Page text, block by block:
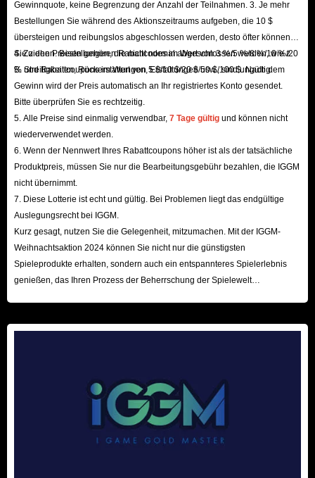
Gewinnquote, keine Begrenzung der Anzahl der Teilnahmen. 3. Je mehr
Bestellungen Sie während des Aktionszeitraums aufgeben, die 10 $
übersteigen und reibungslos abgeschlossen werden, desto öfter können
Sie ziehen. Bestellungen, die nicht normal abgeschlossen werden, wie z.
B. Streitigkeiten, Rückerstattungen, Erstattungen usw., sind ungültig.
4. Zu den Preisen gehören Rabattcodes im Wert von 3 %/5 %/8 %/10 %/20
% und Rabattcoupons im Wert von 5 $/10 $/20 $/50 $/100 $. Nach dem
Gewinn wird der Preis automatisch an Ihr registriertes Konto gesendet.
Bitte überprüfen Sie es rechtzeitig.
5. Alle Preise sind einmalig verwendbar, 7 Tage gültig und können nicht
wiederverwendet werden.
6. Wenn der Nennwert Ihres Rabattcoupons höher ist als der tatsächliche
Produktpreis, müssen Sie nur die Bearbeitungsgebühr bezahlen, die IGGM
nicht übernimmt.
7. Diese Lotterie ist echt und gültig. Bei Problemen liegt das endgültige
Auslegungsrecht bei IGGM.
Kurz gesagt, nutzen Sie die Gelegenheit, mitzumachen. Mit der IGGM-
Weihnachtsaktion 2024 können Sie nicht nur die günstigsten
Spieleprodukte erhalten, sondern auch ein entspannteres Spielerlebnis
genießen, das Ihren Prozess der Beherrschung der Spielewelt